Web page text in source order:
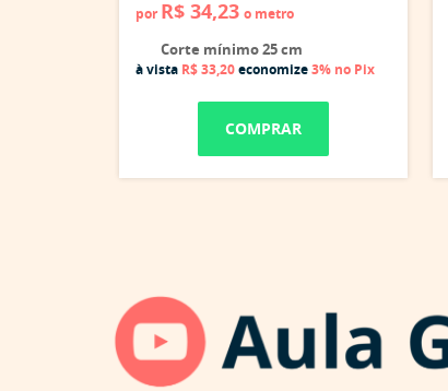
por R$ 34,23 o metro
Corte mínimo 25 cm
à vista R$ 33,20economize3% no Pix
COMPRAR